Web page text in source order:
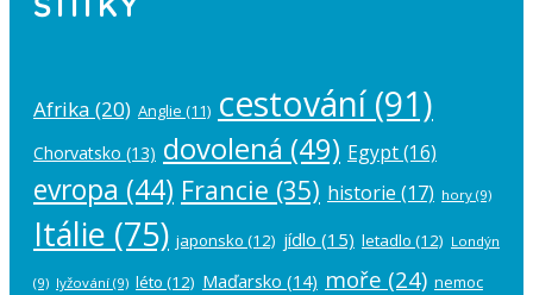
Afrika (20) Anglie (11) cestování(91)
Chorvatsko (13) dovolená (49) Egypt(16)
evropa (44) Francie (35) historie (17) hory (9)
Itálie (75) japonsko (12) jídlo (15) letadlo (12) Londýn
(9) lyžování (9) léto (12) Maďarsko (14) moře (24) nemoc